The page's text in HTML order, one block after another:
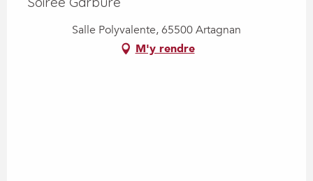
Salle Polyvalente, 65500 Artagnan
M'y rendre